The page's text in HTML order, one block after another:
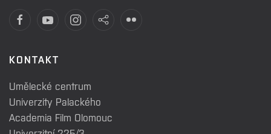
KONTAKT
Umělecké centrum
Univerzity Palackého
Academia Film Olomouc